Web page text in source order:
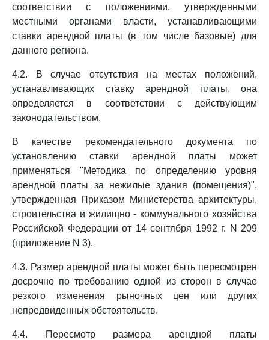
соответствии с положениями, утвержденными
местными органами власти, устанавливающими
ставки арендной платы (в том числе базовые) для
данного региона.
4.2. В случае отсутствия на местах положений,
устанавливающих ставку арендной платы, она
определяется в соответствии с действующим
законодательством.
В качестве рекомендательного документа по
установлению ставки арендной платы может
применяться "Методика по определению уровня
арендной платы за нежилые здания (помещения)",
утвержденная Приказом Министерства архитектуры,
строительства и жилищно - коммунального хозяйства
Российской Федерации от 14 сентября 1992 г. N 209
(приложение N 3).
4.3. Размер арендной платы может быть пересмотрен
досрочно по требованию одной из сторон в случае
резкого изменения рыночных цен или других
непредвиденных обстоятельств.
4.4. Пересмотр размера арендной платы